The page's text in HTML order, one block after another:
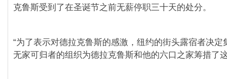
克鲁斯受到了在圣诞节之前无薪停职三十天的处分。
“为了表示对德拉克鲁斯的感激，纽约的街头露宿者决定
无家可归者的组织为德拉克鲁斯和他的六口之家筹措了